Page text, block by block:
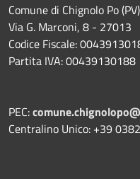
Comune di Chignolo Po (PV)
Via G. Marconi, 8 - 27013
Codice Fiscale:
Partita IVA: 00439130188
PEC:
Centralino Unico: +39